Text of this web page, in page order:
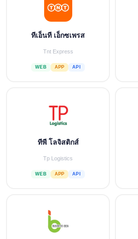
ทีเอ็นที เอ็กซเพรส
Tnt Express
WEB APP API
ทีพี โลจิสติกส์
Tp Logistics
WEB APP API